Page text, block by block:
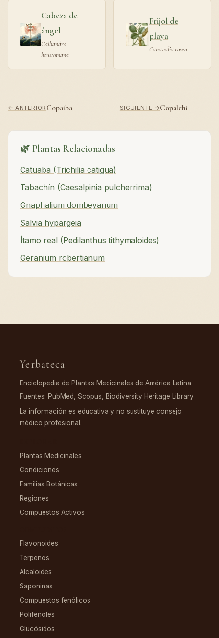
Cabeza de
ángel
Calliandra
houstoniana
Frijol de
playa
Canavalia rosea
← ANTERIOR Copaiba SIGUIENTE →Copalchi
🌿 Plantas Relacionadas
Catuaba (Trichilia catigua)
Tabachín (Caesalpinia pulcherrima)
Gnaphalium dombeyanum
Salvia hypargeia
Ítamo real (Pedilanthus tithymaloides)
Geranium robertianum
Yerbateca
Enciclopedia de Plantas Medicinales de América Latina
Fuentes: PubMed, Scopus, Biodiversity Heritage Library
La información es educativa y no sustituye consejo
médico profesional.
Plantas Medicinales
Condiciones
Familias Botánicas
Regiones
Compuestos Activos
Flavonoides
Terpenos
Alcaloides
Saponinas
Compuestos fenólicos
Polifenoles
Glucósidos